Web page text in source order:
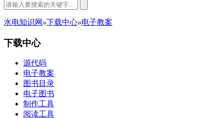
水电知识网 »下载中心»电子教案
下载中心
源代码
电子教案
图书目录
电子图书
制作工具
阅读工具